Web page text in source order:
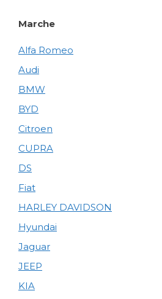
Marche
Alfa Romeo
Audi
BMW
BYD
Citroen
CUPRA
DS
Fiat
HARLEY DAVIDSON
Hyundai
Jaguar
JEEP
KIA